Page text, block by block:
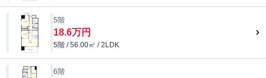
5階
18.6万円
5階 / 56.00㎡ / 2LDK
6階